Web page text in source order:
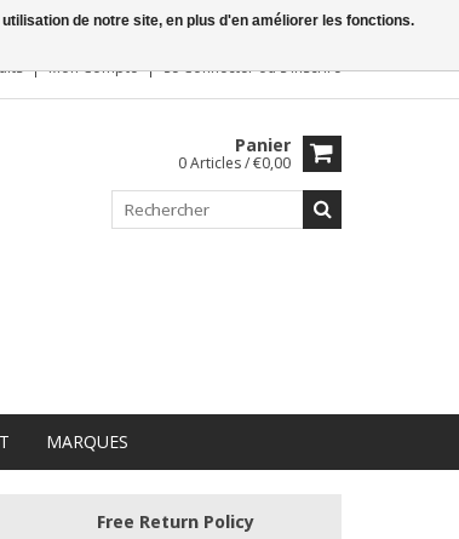
Mon Compte Se ConnecterouS'inscrire
Panier
0 Articles / €0,00
MARQUES
Free Return Policy
de notre site, en plus d'en améliorer les fonctions.